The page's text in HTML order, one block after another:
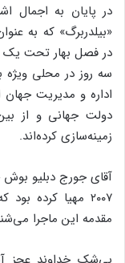
در پایان به اجمال
«بیلدربرگ» که به
در فصل بهار تحت یک
سه روز در محلی ویژه
اداره و مدیریت
دولت جهانی و از
زمینه‌سازی کرده‌اند.
آقای جورج دبلیو بوش
۲۰۰۷ مهیا کرده
مقدمه این ماجرا